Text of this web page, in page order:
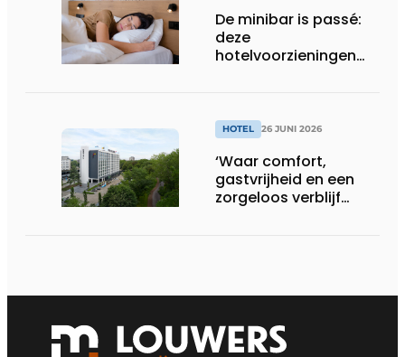
De minibar is passé:
deze
hotelvoorzieningen
HOTEL 26 JUNI 2026
‘Waar comfort,
gastvrijheid en een
zorgeloos verblijf